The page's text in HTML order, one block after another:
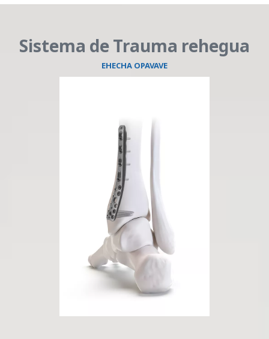
Sistema de Trauma rehegua
EHECHA OPAVAVE